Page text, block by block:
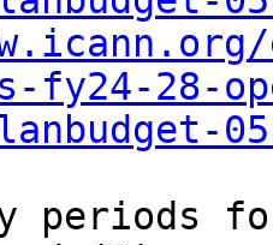
fy24-28-
periods